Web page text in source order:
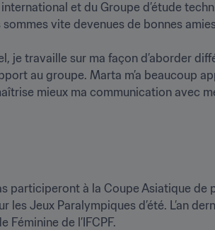
et du Groupe d’étude
vite devenues de bonnes
je travaille sur ma façon d’aborder
au groupe. Marta m’a beaucoup
mieux ma communication avec
participeront à la Coupe Asiatique de
les Jeux Paralympiques d’été. L’an
Féminine de l’IFCPF.